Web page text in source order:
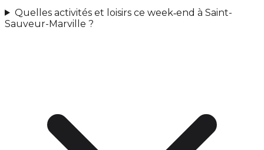
Quelles activités et loisirs ce week‑end à Saint-
Sauveur-Marville ?